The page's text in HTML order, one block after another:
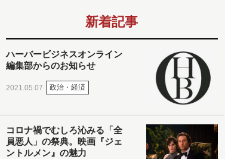
新着記事
ハーバービジネスオンライン
編集部からのお知らせ
2021.05.07 政治・経済
コロナ禍でむしろ沁みる「全
員悪人」の祭典。映画『ジェ
ントルメン』の魅力